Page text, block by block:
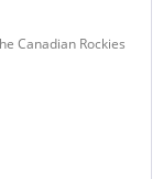
Canadian Rockies